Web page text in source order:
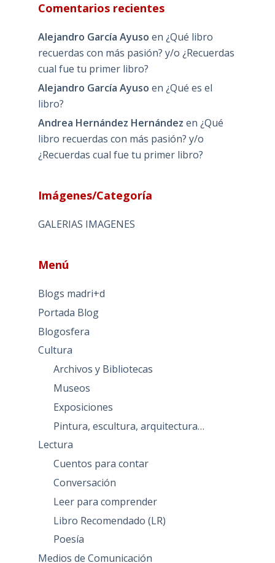
Comentarios recientes
Alejandro García Ayuso en ¿Qué libro
recuerdas con más pasión? y/o ¿Recuerdas
cual fue tu primer libro?
Alejandro García Ayuso en ¿Qué es el
libro?
Andrea Hernández Hernández en ¿Qué
libro recuerdas con más pasión? y/o
¿Recuerdas cual fue tu primer libro?
Imágenes/Categoría
GALERIAS IMAGENES
Menú
Blogs madri+d
Portada Blog
Blogosfera
Cultura
Archivos y Bibliotecas
Museos
Exposiciones
Pintura, escultura, arquitectura…
Lectura
Cuentos para contar
Conversación
Leer para comprender
Libro Recomendado (LR)
Poesía
Medios de Comunicación